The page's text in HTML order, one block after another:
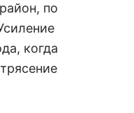
по
когда